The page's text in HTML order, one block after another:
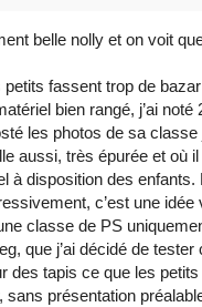
belle nolly et on voit
petits fassent trop de
bien rangé, j’ai noté
les photos de sa classe
aussi, très épurée et où il
à disposition des enfants.
c’est une idée
classe de PS
que j’ai décidé de
des tapis ce que les
sans présentation